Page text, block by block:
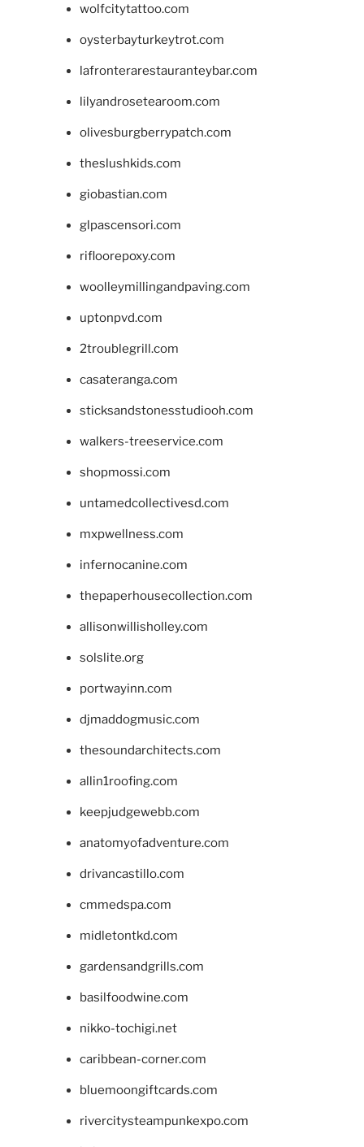
wolfcitytattoo.com
oysterbayturkeytrot.com
lafronterarestauranteybar.com
lilyandrosetearoom.com
olivesburgberrypatch.com
theslushkids.com
giobastian.com
glpascensori.com
rifloorepoxy.com
woolleymillingandpaving.com
uptonpvd.com
2troublegrill.com
casateranga.com
sticksandstonesstudiooh.com
walkers-treeservice.com
shopmossi.com
untamedcollectivesd.com
mxpwellness.com
infernocanine.com
thepaperhousecollection.com
allisonwillisholley.com
solslite.org
portwayinn.com
djmaddogmusic.com
thesoundarchitects.com
allin1roofing.com
keepjudgewebb.com
anatomyofadventure.com
drivancastillo.com
cmmedspa.com
midletontkd.com
gardensandgrills.com
basilfoodwine.com
nikko-tochigi.net
caribbean-corner.com
bluemoongiftcards.com
rivercitysteampunkexpo.com